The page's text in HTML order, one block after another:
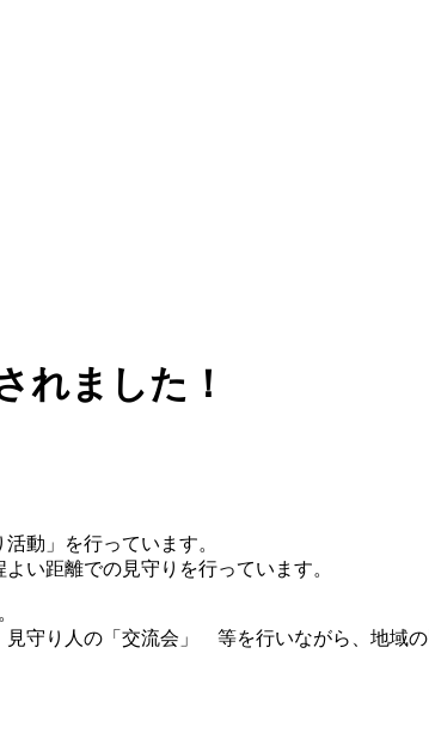
れました！
動」を行っています。
い距離での見守りを行っています。
守り人の「交流会」 等を行いながら、地域